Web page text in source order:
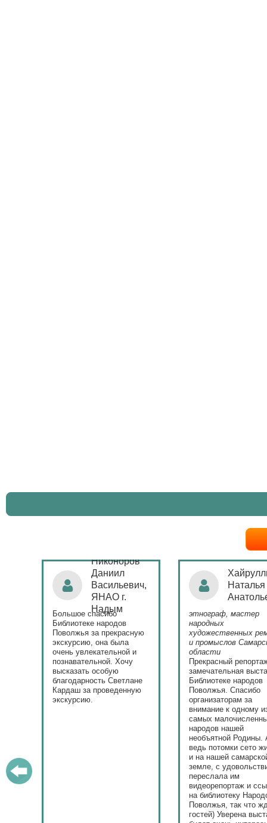
Никоноров
Даниил
Васильевич,
ЯНАО г.
Надым
Большое спасибо
Библиотеке народов
Поволжья за прекрасную
экскурсию, она была
очень увлекательной и
познавательной. Хочу
высказать особую
благодарность Светлане
Кардаш за проведенную
экскурсию.
Наталья
этнограф, мастер
народных
художественных
и промыслов
области
Прекрасный
замечательная
Библиотеке народов
Поволжья. Спасибо
организаторам за
внимание к одному
самых
народов нашей
необъятной Родины.
ведь потомки сето
и на нашей
земле, с
переслала им
видеорепортаж и
на библиотеку
Поволжья, так что
гостей) Уверена